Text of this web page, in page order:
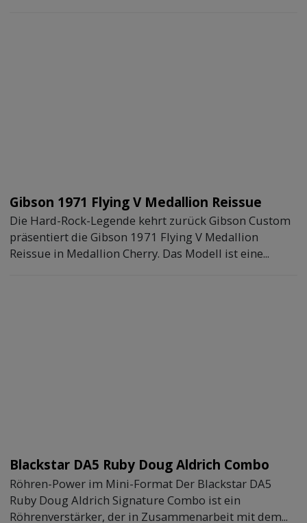
Gibson 1971 Flying V Medallion Reissue
Die Hard-Rock-Legende kehrt zurück Gibson Custom
präsentiert die Gibson 1971 Flying V Medallion
Reissue in Medallion Cherry. Das Modell ist eine...
Blackstar DA5 Ruby Doug Aldrich Combo
Röhren-Power im Mini-Format Der Blackstar DA5
Ruby Doug Aldrich Signature Combo ist ein
Röhrenverstärker, der in Zusammenarbeit mit dem...